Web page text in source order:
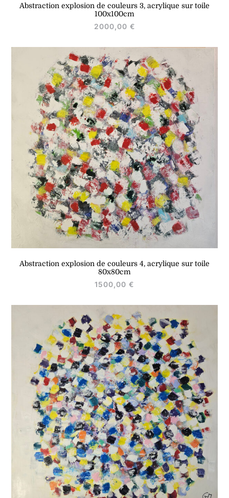
Abstraction explosion de couleurs 3, acrylique sur toile
100x100cm
2000,00 €
Abstraction explosion de couleurs 4, acrylique sur toile
80x80cm
1500,00 €